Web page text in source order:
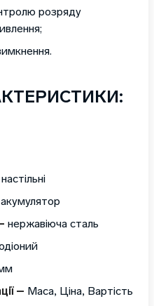
розряду
нержавіюча сталь
– Маса, Ціна, Вартість